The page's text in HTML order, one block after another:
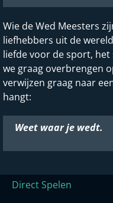
Wie de Wed Meesters
liefhebbers uit de
liefde voor de sport,
we graag overbrengen
verwijzen graag naar
hangt:
Weet waar je wedt.
Direct Spelen